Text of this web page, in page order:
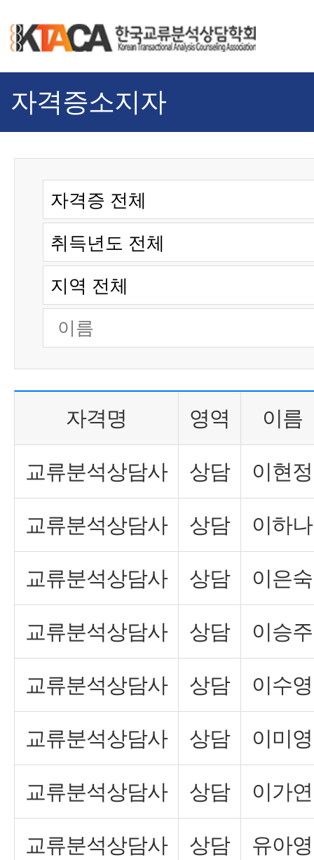
자격증소지자
자격명 영역 이름
교류분석상담사 상담 이현정
교류분석상담사 상담 이하나
교류분석상담사 상담 이은숙
교류분석상담사 상담 이승주
교류분석상담사 상담 이수영
교류분석상담사 상담 이미영
교류분석상담사 상담 이가연
교류분석상담사 상담 유아영